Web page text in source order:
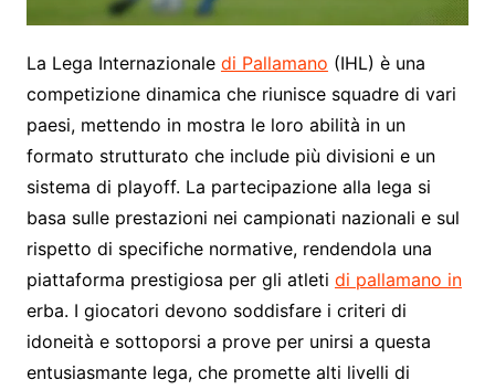
La Lega Internazionale di Pallamano (IHL) è una
competizione dinamica che riunisce squadre di vari
paesi, mettendo in mostra le loro abilità in un
formato strutturato che include più divisioni e un
sistema di playoff. La partecipazione alla lega si
basa sulle prestazioni nei campionati nazionali e sul
rispetto di specifiche normative, rendendola una
piattaforma prestigiosa per gli atleti di pallamano in
erba. I giocatori devono soddisfare i criteri di
idoneità e sottoporsi a prove per unirsi a questa
entusiasmante lega, che promette alti livelli di